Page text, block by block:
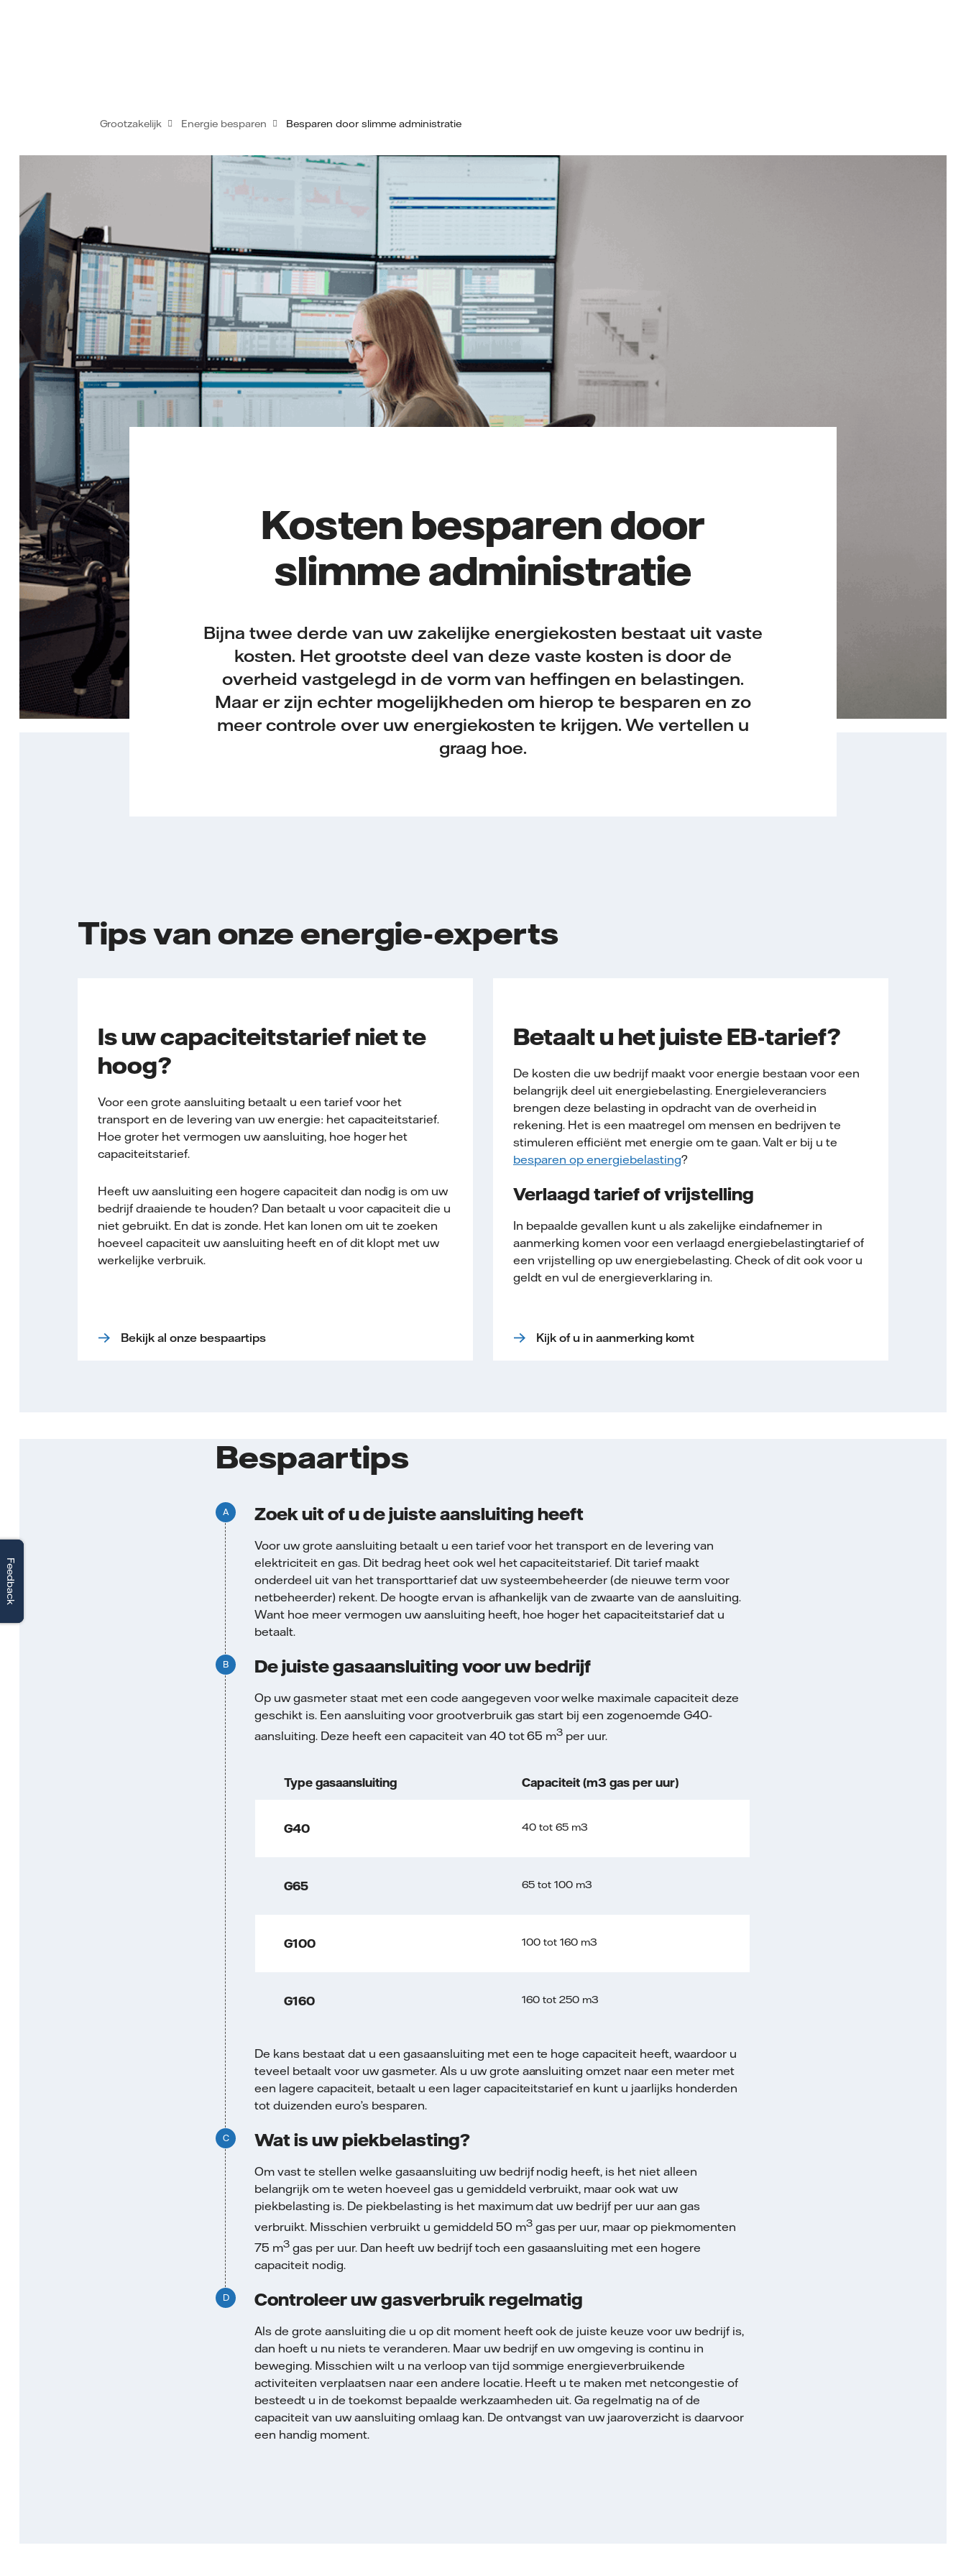
Grootzakelijk Energie besparen Besparen door slimme administratie
Kosten besparen door
slimme administratie
Bijna twee derde van uw zakelijke energiekosten bestaat uit vaste
kosten. Het grootste deel van deze vaste kosten is door de
overheid vastgelegd in de vorm van heffingen en belastingen.
Maar er zijn echter mogelijkheden om hierop te besparen en zo
meer controle over uw energiekosten te krijgen. We vertellen u
graag hoe.
Tips van onze energie-experts
Is uw capaciteitstarief niet te
hoog?
Voor een grote aansluiting betaalt u een tarief voor het
transport en de levering van uw energie: het capaciteitstarief.
Hoe groter het vermogen uw aansluiting, hoe hoger het
capaciteitstarief.
Heeft uw aansluiting een hogere capaciteit dan nodig is om uw
bedrijf draaiende te houden? Dan betaalt u voor capaciteit die u
niet gebruikt. En dat is zonde. Het kan lonen om uit te zoeken
hoeveel capaciteit uw aansluiting heeft en of dit klopt met uw
werkelijke verbruik.
Bekijk al onze bespaartips
Betaalt u het juiste EB-tarief?
De kosten die uw bedrijf maakt voor energie bestaan voor een
belangrijk deel uit energiebelasting. Energieleveranciers
brengen deze belasting in opdracht van de overheid in
rekening. Het is een maatregel om mensen en bedrijven te
stimuleren efficiënt met energie om te gaan. Valt er bij u te
besparen op energiebelasting?
Verlaagd tarief of vrijstelling
In bepaalde gevallen kunt u als zakelijke eindafnemer in
aanmerking komen voor een verlaagd energiebelastingtarief of
een vrijstelling op uw energiebelasting. Check of dit ook voor u
geldt en vul de energieverklaring in.
Kijk of u in aanmerking komt
Bespaartips
Zoek uit of u de juiste aansluiting heeft
Voor uw grote aansluiting betaalt u een tarief voor het transport en de levering van
elektriciteit en gas. Dit bedrag heet ook wel het capaciteitstarief. Dit tarief maakt
onderdeel uit van het transporttarief dat uw systeembeheerder (de nieuwe term voor
netbeheerder) rekent. De hoogte ervan is afhankelijk van de zwaarte van de aansluiting.
Want hoe meer vermogen uw aansluiting heeft, hoe hoger het capaciteitstarief dat u
betaalt.
De juiste gasaansluiting voor uw bedrijf
Op uw gasmeter staat met een code aangegeven voor welke maximale capaciteit deze
geschikt is. Een aansluiting voor grootverbruik gas start bij een zogenoemde G40-
aansluiting. Deze heeft een capaciteit van 40 tot 65 m3 per uur.
Type gasaansluiting Capaciteit (m3 gas per uur)
G40 40 tot 65 m3
G65 65 tot 100 m3
G100 100 tot 160 m3
G160 160 tot 250 m3
De kans bestaat dat u een gasaansluiting met een te hoge capaciteit heeft, waardoor u
teveel betaalt voor uw gasmeter. Als u uw grote aansluiting omzet naar een meter met
een lagere capaciteit, betaalt u een lager capaciteitstarief en kunt u jaarlijks honderden
tot duizenden euro’s besparen.
Wat is uw piekbelasting?
Om vast te stellen welke gasaansluiting uw bedrijf nodig heeft, is het niet alleen
belangrijk om te weten hoeveel gas u gemiddeld verbruikt, maar ook wat uw
piekbelasting is. De piekbelasting is het maximum dat uw bedrijf per uur aan gas
verbruikt. Misschien verbruikt u gemiddeld 50 m3gas per uur, maar op piekmomenten
75 m3gas per uur. Dan heeft uw bedrijf toch een gasaansluiting met een hogere
capaciteit nodig.
Controleer uw gasverbruik regelmatig
Als de grote aansluiting die u op dit moment heeft ook de juiste keuze voor uw bedrijf is,
dan hoeft u nu niets te veranderen. Maar uw bedrijf en uw omgeving is continu in
beweging. Misschien wilt u na verloop van tijd sommige energieverbruikende
activiteiten verplaatsen naar een andere locatie. Heeft u te maken met netcongestie of
besteedt u in de toekomst bepaalde werkzaamheden uit. Ga regelmatig na of de
capaciteit van uw aansluiting omlaag kan. De ontvangst van uw jaaroverzicht is daarvoor
een handig moment.
Feedback
Feedback